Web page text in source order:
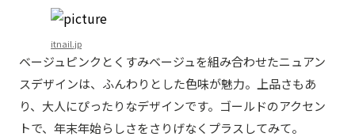
itnail.jp
ベージュピンクとくすみベージュを組み合わせたニュアン
スデザインは、ふんわりとした色味が魅力。上品さもあ
り、大人にぴったりなデザインです。ゴールドのアクセン
トで、年末年始らしさをさりげなくプラスしてみて。